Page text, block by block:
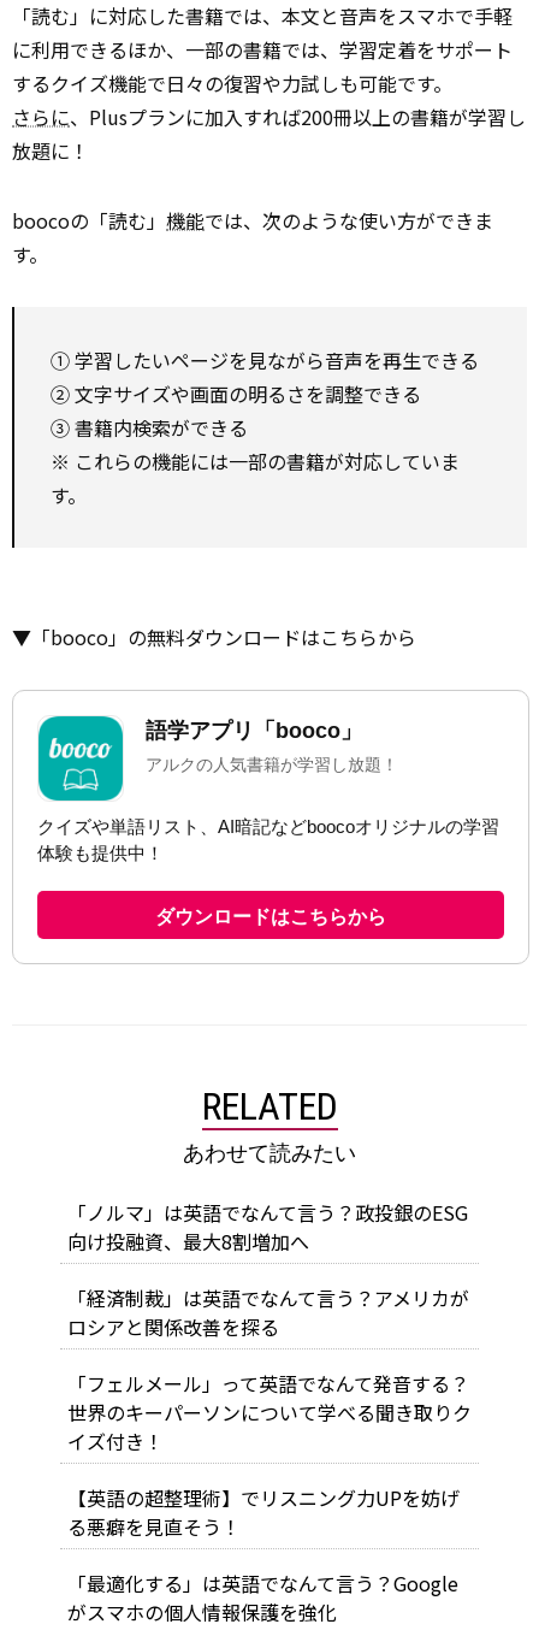
「読む」に対応した書籍では、本文と音声をスマホで手軽
に利用できるほか、一部の書籍では、学習定着をサポート
するクイズ機能で日々の復習や力試しも可能です。
さらに、Plusプランに加入すれば200冊以上の書籍が学習し
放題に！
boocoの「読む」 機能では、次のような使い方ができま
す。
① 学習したいページを見ながら音声を再生できる
② 文字サイズや画面の明るさを調整できる
③ 書籍内検索ができる
※ これらの機能には一部の書籍が対応していま
す。
▼「booco」の無料ダウンロードはこちらから
RELATED
あわせて読みたい
「ノルマ」は英語でなんて言う？政投銀のESG
向け投融資、最大8割増加へ
「経済制裁」は英語でなんて言う？アメリカが
ロシアと関係改善を探る
「フェルメール」って英語でなんて発音する？
世界のキーパーソンについて学べる聞き取りク
イズ付き！
【英語の超整理術】でリスニング力UPを妨げ
る悪癖を見直そう！
「最適化する」は英語でなんて言う？Google
がスマホの個人情報保護を強化